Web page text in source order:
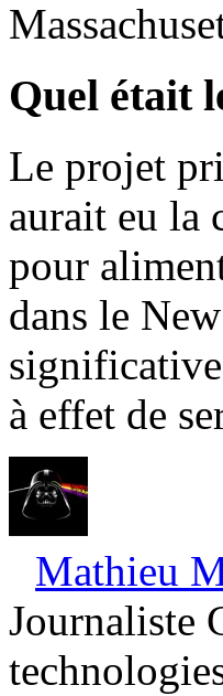
Quel était
Le projet
aurait eu la
pour
dans le
à effet de
Mathieu
Journaliste